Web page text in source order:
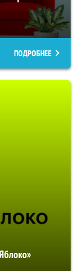
ПОДРОБНЕЕ